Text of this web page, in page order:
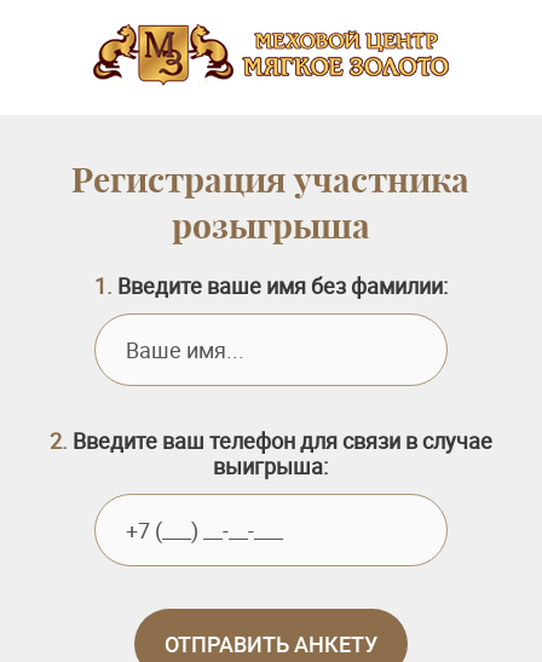
Регистрация участника
розыгрыша
1. Введите ваше имя без фамилии:
2. Введите ваш телефон для связи в случае
выигрыша: